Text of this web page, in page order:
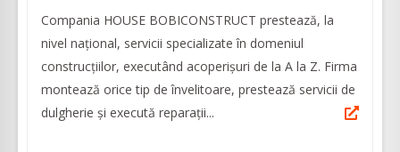
Compania HOUSE BOBICONSTRUCT prestează, la
nivel național, servicii specializate în domeniul
construcțiilor, executând acoperișuri de la A la Z. Firma
montează orice tip de învelitoare, prestează servicii de
dulgherie și execută reparații...